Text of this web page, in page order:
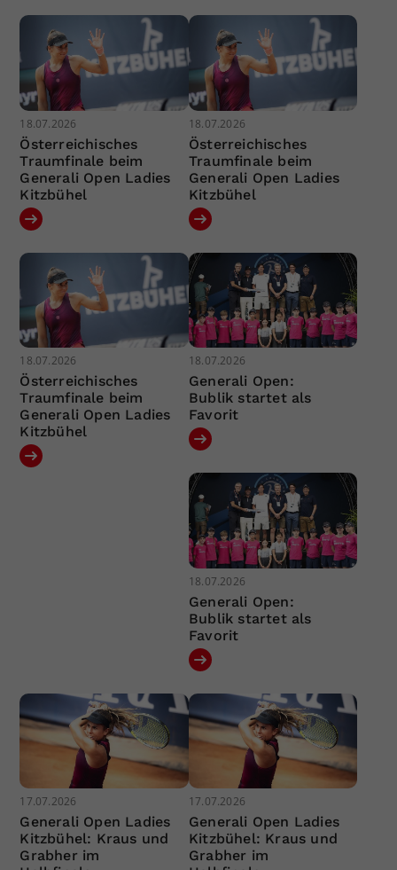
18.07.2026
Österreichisches
Traumfinale beim
Generali Open Ladies
Kitzbühel
18.07.2026
Österreichisches
Traumfinale beim
Generali Open Ladies
Kitzbühel
18.07.2026
Österreichisches
Traumfinale beim
Generali Open Ladies
Kitzbühel
18.07.2026
Generali Open:
Bublik startet als
Favorit
18.07.2026
Generali Open:
Bublik startet als
Favorit
17.07.2026
Generali Open Ladies
Kitzbühel: Kraus und
Grabher im
17.07.2026
Generali Open Ladies
Kitzbühel: Kraus und
Grabher im